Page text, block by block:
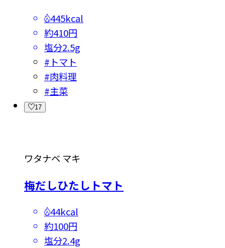
445kcal
約410円
塩分2.5g
# トマト
#肉料理
#主菜
17
ワタナベ マキ
梅だしひたしトマト
44kcal
約100円
塩分2.4g